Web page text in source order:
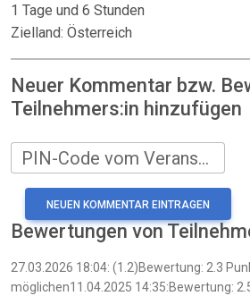
1 Tage und 6 Stunden
Zielland: Österreich
Neuer Kommentar bzw.
Teilnehmers:in hinzufügen
PIN-Code vom Veranstalter
Bewertungen von
27.03.2026 18:04: (1.2)Bewertung: 2.3
möglichen11.04.2025 14:35:Bewertung: